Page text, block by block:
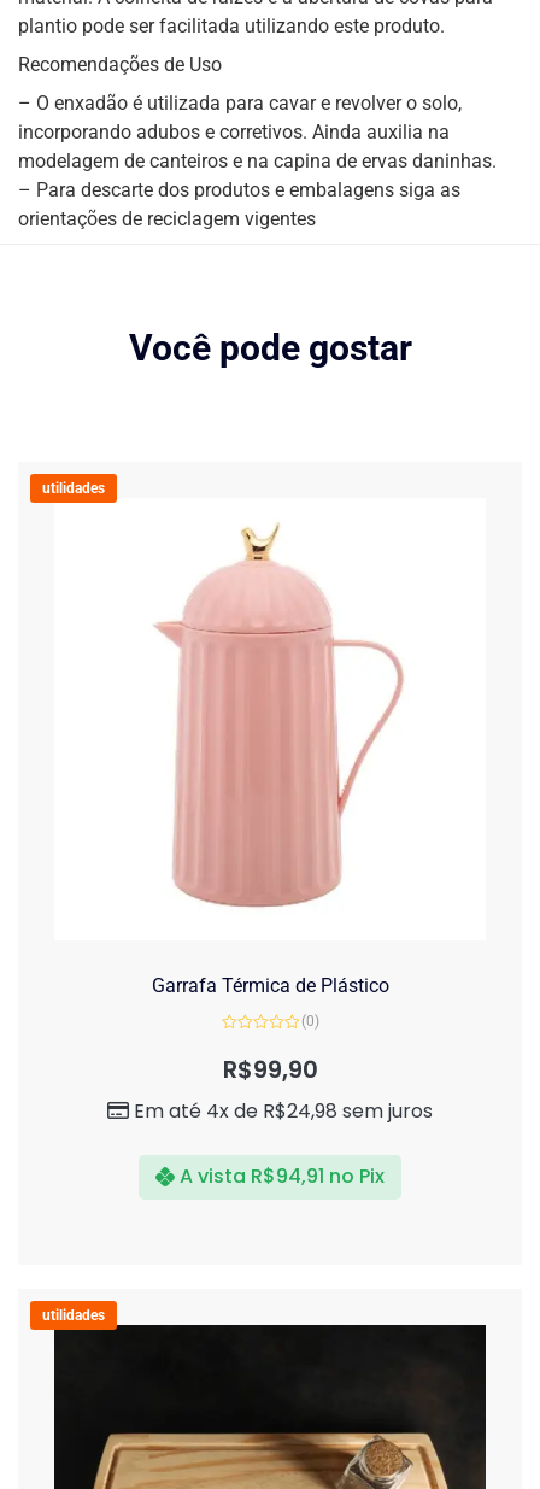
plantio pode ser facilitada utilizando este produto.
Recomendações de Uso
– O enxadão é utilizada para cavar e revolver o solo,
incorporando adubos e corretivos. Ainda auxilia na
modelagem de canteiros e na capina de ervas daninhas.
– Para descarte dos produtos e embalagens siga as
orientações de reciclagem vigentes
Você pode gostar
utilidades
Garrafa Térmica de Plástico
de
(0)
R$99,90
Em até 4x de R$24,98 sem juros
A vista R$94,91 no Pix
utilidades